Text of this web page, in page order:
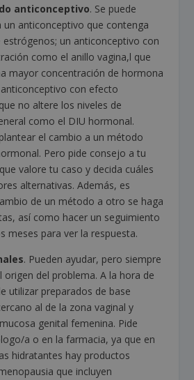
anticonceptivo. Se puede
un anticonceptivo que contenga
un anticonceptivo con
como el anillo vagina,l que
mayor concentración de hormona
con efecto
no altere los niveles de
como el DIU hormonal.
el cambio a un método
Pero pide consejo a tu
valore tu caso y decida cuáles
alternativas. Además, es
de un método a otro se haga
así como hacer un seguimiento
meses para ver la respuesta.
. Pueden ayudar, pero siempre
origen del problema. A la hora de
utilizar preparados de base
al de la zona vaginal y
genital femenina. Pide
a o en la farmacia, ya que en
hidratantes hay productos
que incluyen